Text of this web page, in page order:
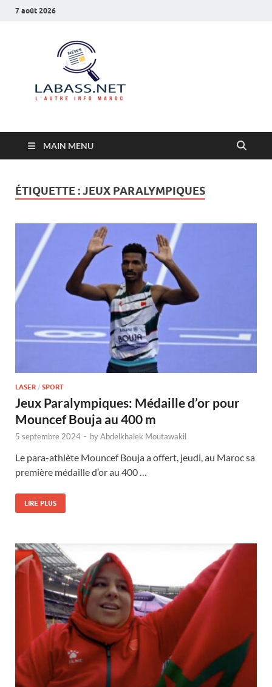
7 août 2026
MAIN MENU
ÉTIQUETTE :JEUX PARALYMPIQUES
LASER / SPORT
Jeux Paralympiques: Médaille d’or pour
Mouncef Bouja au 400 m
5 septembre 2024 - byAbdelkhalek Moutawakil
Le para-athlète Mouncef Bouja a offert, jeudi, au Maroc sa
première médaille d’or au 400 …
LIRE PLUS